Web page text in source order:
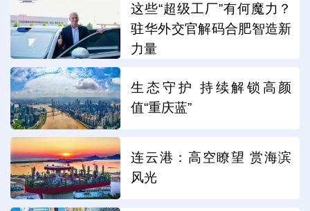
这些“超级工厂”有何魔力？
驻华外交官解码合肥智造新
力量
生态守护 持续解锁高颜
值“重庆蓝”
连云港：高空瞭望 赏海滨
风光